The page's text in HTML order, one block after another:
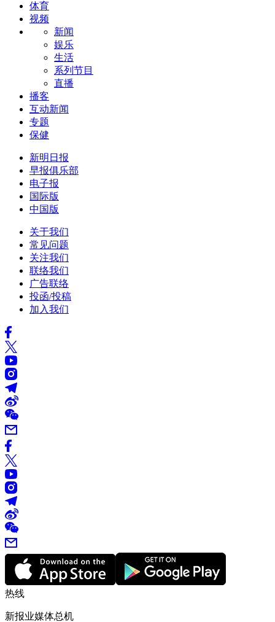
体育
视频
新闻
娱乐
生活
系列节目
直播
播客
互动新闻
专题
保健
新明日报
早报俱乐部
电子报
国际版
中国版
关于我们
常见问题
关注我们
联络我们
广告联络
投函/投稿
加入我们
热线
新报业媒体总机